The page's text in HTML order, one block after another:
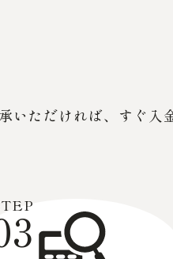
ただければ、すぐ入